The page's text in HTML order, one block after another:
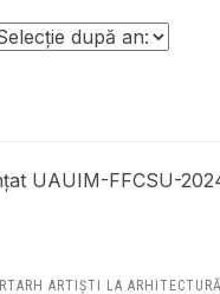
UAUIM-FFCSU-
ARTIȘTI LA